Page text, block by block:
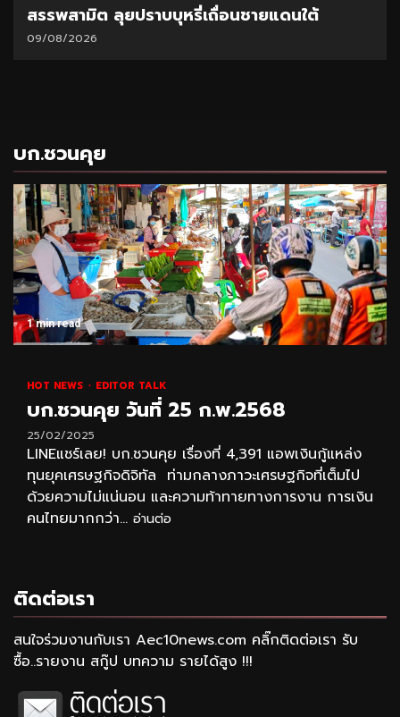
สรรพสามิต ลุยปราบบุหรี่เถื่อนชายแดนใต้
09/08/2026
บก.ชวนคุย
1 min read
HOT NEWS EDITOR TALK
บก.ชวนคุย วันที่ 25 ก.พ.2568
25/02/2025
LINEแชร์เลย! บก.ชวนคุย เรื่องที่ 4,391 แอพเงินกู้แหล่ง
ทุนยุคเศรษฐกิจดิจิทัล ท่ามกลางภาวะเศรษฐกิจที่เต็มไป
ด้วยความไม่แน่นอน และความท้าทายทางการงาน การเงิน
คนไทยมากกว่า... อ่านต่อ
ติดต่อเรา
สนใจร่วมงานกับเรา Aec10news.com คลิ๊กติดต่อเรา รับ
ซื้อ..รายงาน สกู๊ป บทความ รายได้สูง !!!